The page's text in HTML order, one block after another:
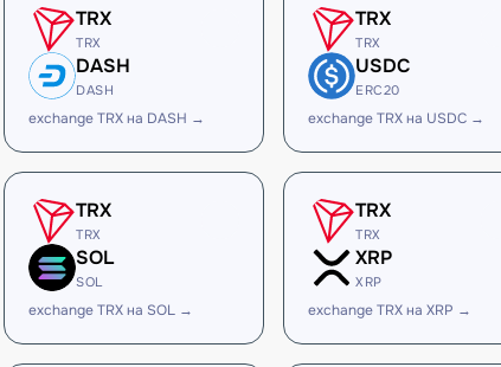
TRX
TRX
DASH
DASH
exchange TRX на DASH →
TRX
TRX
USDC
ERC20
exchange TRX на USDC →
TRX
TRX
SOL
SOL
exchange TRX на SOL →
TRX
TRX
XRP
XRP
exchange TRX на XRP →